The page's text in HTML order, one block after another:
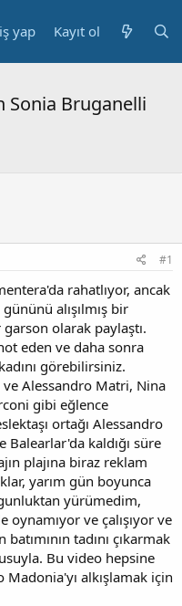
yap Kayıt ol
Sonia Bruganelli
#1
rahatlıyor, ancak
alışılmış bir
olarak paylaştı.
eden ve daha sonra
görebilirsiniz.
Alessandro Matri, Nina
gibi eğlence
ortağı Alessandro
kaldığı süre
plajına biraz reklam
yarım gün boyunca
yürümedim,
ve çalışıyor ve
tadını çıkarmak
Bu video hepsine
Madonia'yı alkışlamak için